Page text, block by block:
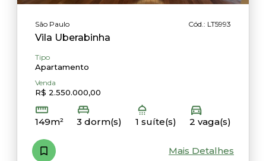
São Paulo Cód.: LT5993
Vila Uberabinha
Tipo
Apartamento
Venda
R$ 2.550.000,00
149m² 3 dorm(s) 1 suíte(s) 2 vaga(s)
Mais Detalhes